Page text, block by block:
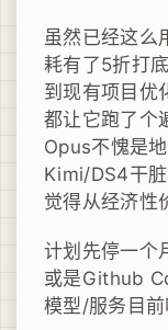
虽然已经这么
耗有了5折打
到现有项目优
都让它跑了个
Opus不愧是
Kimi/DS4干
觉得从经济性
计划先停一个
或是Github
模型/服务目前